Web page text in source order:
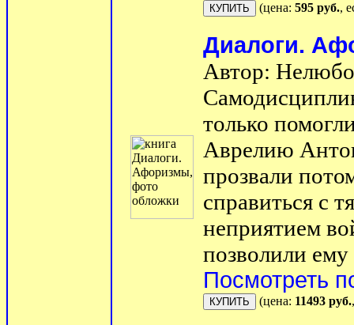
(цена: 595 руб.,
Диалоги.
Автор:
только
Аврелию
прозвали
справиться с
неприятием
позволили ему
Посмотреть
(цена: 11493 руб.